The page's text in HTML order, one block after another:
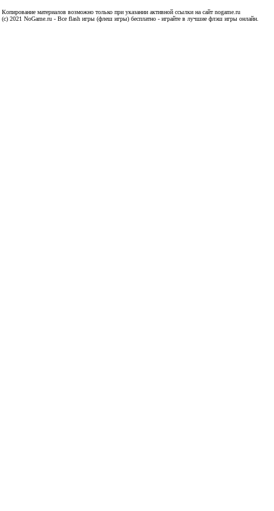
Копирование материалов возможно только при указании активной ссылки на сайт nogame.ru
(c) 2021 NoGame.ru - Все flash игры (флеш игры) бесплатно - играйте в лучшие флэш игры онлайн.